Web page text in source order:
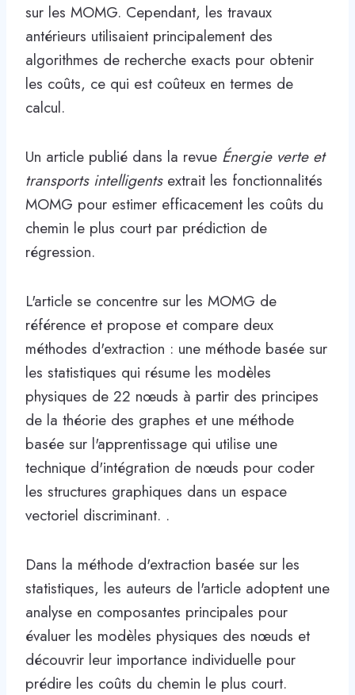
sur les MOMG. Cependant, les travaux
antérieurs utilisaient principalement des
algorithmes de recherche exacts pour obtenir
les coûts, ce qui est coûteux en termes de
calcul.
Un article publié dans la revue Énergie verte et
transports intelligentsextrait les fonctionnalités
MOMG pour estimer efficacement les coûts du
chemin le plus court par prédiction de
régression.
L'article se concentre sur les MOMG de
référence et propose et compare deux
méthodes d'extraction : une méthode basée sur
les statistiques qui résume les modèles
physiques de 22 nœuds à partir des principes
de la théorie des graphes et une méthode
basée sur l'apprentissage qui utilise une
technique d'intégration de nœuds pour coder
les structures graphiques dans un espace
vectoriel discriminant. .
Dans la méthode d'extraction basée sur les
statistiques, les auteurs de l'article adoptent une
analyse en composantes principales pour
évaluer les modèles physiques des nœuds et
découvrir leur importance individuelle pour
prédire les coûts du chemin le plus court.